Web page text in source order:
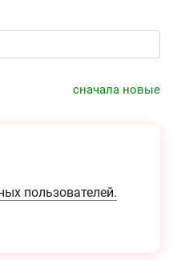
сначала новые
пользователей.